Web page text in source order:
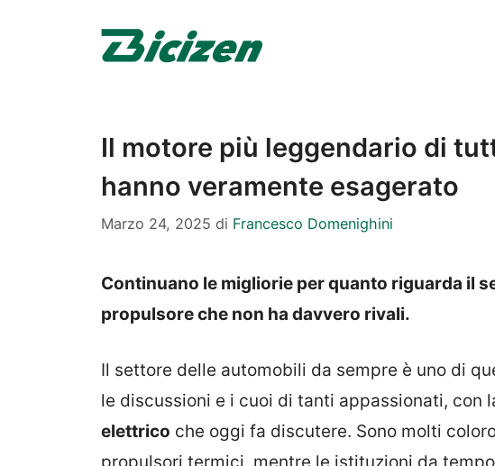
Il motore più leggendario di
hanno veramente esagerato
Marzo 24, 2025 di Francesco Domenighini
Continuano le migliorie per quanto riguarda il
propulsore che non ha davvero rivali.
Il settore delle automobili da sempre è uno di
le discussioni e i cuoi di tanti appassionati, con
elettrico che oggi fa discutere. Sono molti